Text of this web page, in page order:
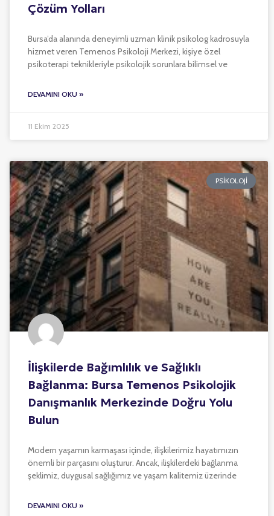
Çözüm Yolları
Bursa’da alanında deneyimli uzman klinik psikolog kadrosuyla
hizmet veren Temenos Psikoloji Merkezi, kişiye özel
psikoterapi teknikleriyle psikolojik sorunlara bilimsel ve
DEVAMINI OKU »
11 Ekim 2025
PSIKOLOJI
İlişkilerde Bağımlılık ve Sağlıklı
Bağlanma: Bursa Temenos Psikolojik
Danışmanlık Merkezinde Doğru Yolu
Bulun
Modern yaşamın karmaşası içinde, ilişkilerimiz hayatımızın
önemli bir parçasını oluşturur. Ancak, ilişkilerdeki bağlanma
şeklimiz, duygusal sağlığımız ve yaşam kalitemiz üzerinde
DEVAMINI OKU »